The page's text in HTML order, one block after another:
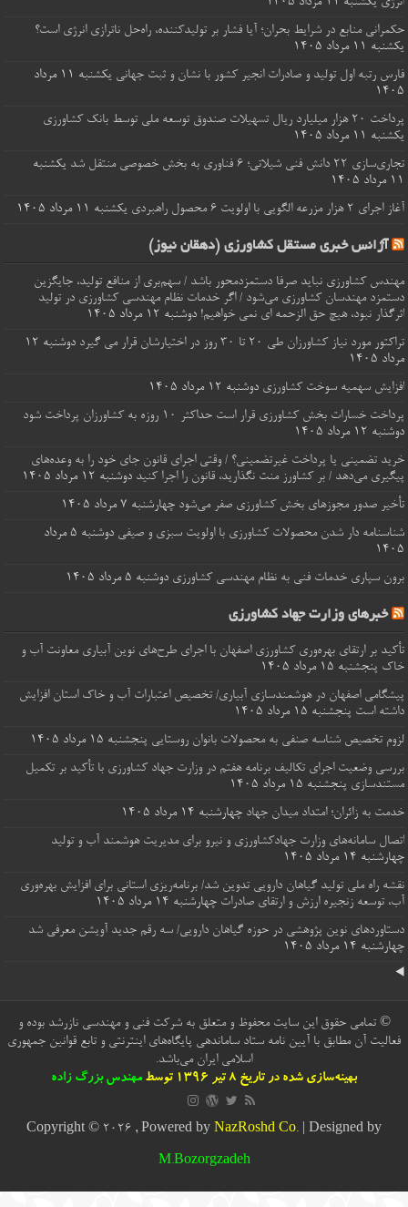
حکمرانی منابع در شرایط بحران؛ آیا فشار بر تولیدکننده، راه‌حل ناترازی انرژی است؟
یکشنبه ۱۱ مرداد ۱۴۰۵
فارس رتبه اول تولید و صادرات انجیر کشور با نشان و ثبت جهانی
یکشنبه ۱۱ مرداد
۱۴۰۵
پرداخت ۲۰ هزار میلیارد ریال تسهیلات صندوق توسعه ملی توسط بانک کشاورزی
یکشنبه ۱۱ مرداد ۱۴۰۵
تجاری‌سازی ۲۲ دانش فنی شیلاتی؛ ۶ فناوری به بخش خصوصی منتقل شد
یکشنبه
۱۱ مرداد ۱۴۰۵
آغاز اجرای ۲ هزار مزرعه الگویی با اولویت ۶ محصول راهبردی
یکشنبه ۱۱ مرداد ۱۴۰۵
آژانس خبری مستقل کشاورزی (دهقان نیوز)
مهندس کشاورزی نباید صرفا دستمزدمحور باشد / سهم‌بری از منافع تولید، جایگزین
دستمزد مهندسان کشاورزی می‌شود / اگر خدمات نظام مهندسی کشاورزی در تولید
اثرگذار نبود، هیچ حق الزحمه ای نمی خواهیم! دوشنبه ۱۲ مرداد ۱۴۰۵
تراکتور مورد نیاز کشاورزان طی ۲۰ تا ۳۰ روز در اختیارشان قرار می گیرد
دوشنبه ۱۲
مرداد ۱۴۰۵
افزایش سهمیه سوخت کشاورزی دوشنبه ۱۲ مرداد ۱۴۰۵
پرداخت خسارات‌ بخش کشاورزی قرار است حداکثر ۱۰ روزه به کشاورزان پرداخت شود
دوشنبه ۱۲ مرداد ۱۴۰۵
خرید تضمینی یا پرداخت غیرتضمینی؟ / وقتی اجرای قانون جای خود را به وعده‌های
پیگیری می‌دهد / بر کشاورز منت نگذارید، قانون را اجرا کنید دوشنبه ۱۲ مرداد ۱۴۰۵
تأخیر صدور مجوزهای بخش کشاورزی صفر می‌شود چهارشنبه ۷ مرداد ۱۴۰۵
شناسنامه‌ دار شدن محصولات کشاورزی با اولویت سبزی و صیفی
دوشنبه ۵ مرداد
۱۴۰۵
برون‌ سپاری خدمات فنی به نظام مهندسی کشاورزی دوشنبه ۵ مرداد ۱۴۰۵
خبرهای وزارت جهاد کشاورزی
تأکید بر ارتقای بهره‌وری کشاورزی اصفهان با اجرای طرح‌های نوین آبیاری معاونت آب و
خاک پنجشنبه ۱۵ مرداد ۱۴۰۵
پیشگامی اصفهان در هوشمندسازی آبیاری/ تخصیص اعتبارات آب و خاک استان افزایش
داشته است پنجشنبه ۱۵ مرداد ۱۴۰۵
لزوم تخصیص شناسه صنفی به محصولات بانوان روستایی پنجشنبه ۱۵ مرداد ۱۴۰۵
بررسی وضعیت اجرای تکالیف برنامه هفتم در وزارت جهاد کشاورزی با تأکید بر تکمیل
مستندسازی پنجشنبه ۱۵ مرداد ۱۴۰۵
خدمت به زائران؛ امتداد میدان جهاد چهارشنبه ۱۴ مرداد ۱۴۰۵
اتصال سامانه‌های وزارت جهادکشاورزی و نیرو برای مدیریت هوشمند آب و تولید
چهارشنبه ۱۴ مرداد ۱۴۰۵
نقشه راه ملی تولید گیاهان دارویی تدوین شد/ برنامه‌ریزی استانی برای افزایش بهره‌وری
آب، توسعه زنجیره ارزش و ارتقای صادرات چهارشنبه ۱۴ مرداد ۱۴۰۵
دستاوردهای نوین پژوهشی در حوزه گیاهان دارویی/ سه رقم جدید آویشن معرفی شد
چهارشنبه ۱۴ مرداد ۱۴۰۵
© تمامی حقوق این سایت محفوظ و متعلق به شرکت فنی و مهندسی نازرشد بوده و
فعالیت آن مطابق با آیین نامه ستاد ساماندهی پایگاه‌های اینترنتی و تابع قوانین جمهوری
اسلامی ایران می‌باشد.
بهینه‌سازی شده در تاریخ 8 تیر 1396 توسط
مهندس بزرگ زاده
Copyright © 2026 , Powered byNazRoshd Co. | Designed by
M.Bozorgzadeh